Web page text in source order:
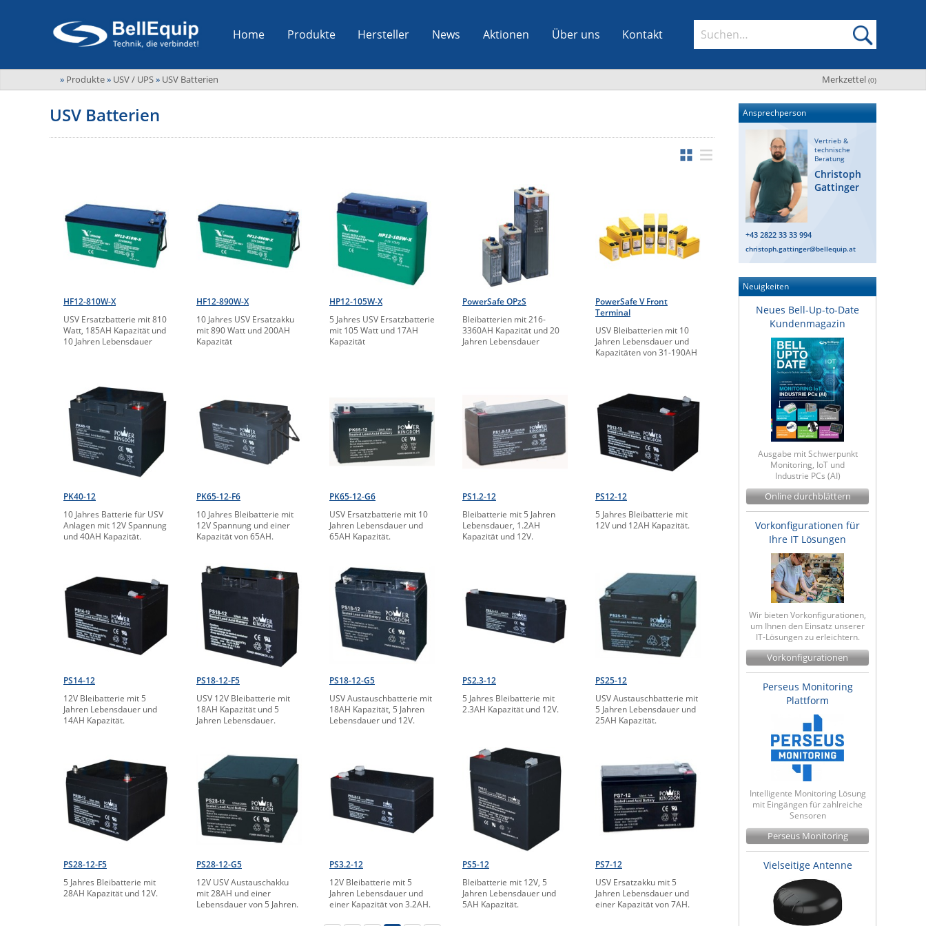
Home Produkte Hersteller News Aktionen Über uns Kontakt
Merkzettel (0)
» Produkte» USV / UPS» USV Batterien
USV Batterien
HF12-810W-X
USV Ersatzbatterie mit 810
Watt, 185AH Kapazität und
10 Jahren Lebensdauer
HF12-890W-X
10 Jahres USV Ersatzakku
mit 890 Watt und 200AH
Kapazität
HP12-105W-X
5 Jahres USV Ersatzbatterie
mit 105 Watt und 17AH
Kapazität
PowerSafe OPzS
Bleibatterien mit 216-
3360AH Kapazität und 20
Jahren Lebensdauer
PowerSafe V Front
Terminal
USV Bleibatterien mit 10
Jahren Lebensdauer und
Kapazitäten von 31-190AH
PK40-12
10 Jahres Batterie für USV
Anlagen mit 12V Spannung
und 40AH Kapazität.
PK65-12-F6
10 Jahres Bleibatterie mit
12V Spannung und einer
Kapazität von 65AH.
PK65-12-G6
USV Ersatzbatterie mit 10
Jahren Lebensdauer und
65AH Kapazität.
PS1.2-12
Bleibatterie mit 5 Jahren
Lebensdauer, 1.2AH
Kapazität und 12V.
PS12-12
5 Jahres Bleibatterie mit
12V und 12AH Kapazität.
PS14-12
12V Bleibatterie mit 5
Jahren Lebensdauer und
14AH Kapazität.
PS18-12-F5
USV 12V Bleibatterie mit
18AH Kapazität und 5
Jahren Lebensdauer.
PS18-12-G5
USV Austauschbatterie mit
18AH Kapazität, 5 Jahren
Lebensdauer und 12V.
PS2.3-12
5 Jahres Bleibatterie mit
2.3AH Kapazität und 12V.
PS25-12
USV Austauschbatterie mit
5 Jahren Lebensdauer und
25AH Kapazität.
PS28-12-F5
5 Jahres Bleibatterie mit
28AH Kapazität und 12V.
PS28-12-G5
12V USV Austauschakku
mit 28AH und einer
Lebensdauer von 5 Jahren.
PS3.2-12
12V Bleibatterie mit 5
Jahren Lebensdauer und
einer Kapazität von 3.2AH.
PS5-12
Bleibatterie mit 12V, 5
Jahren Lebensdauer und
5AH Kapazität.
PS7-12
USV Ersatzakku mit 5
Jahren Lebensdauer und
einer Kapazität von 7AH.
Ansprechperson
Vertrieb &
technische
Beratung
Christoph
Gattinger
+43 2822 33 33 994
christoph.gattinger@bellequip.at
Neuigkeiten
Neues Bell-Up-to-Date
Kundenmagazin
Ausgabe mit Schwerpunkt
Monitoring, IoT und
Industrie PCs (AI)
Online durchblättern
Vorkonfigurationen für
Ihre IT Lösungen
Wir bieten Vorkonfigurationen,
um Ihnen den Einsatz unserer
IT-Lösungen zu erleichtern.
Vorkonfigurationen
Perseus Monitoring
Plattform
Intelligente Monitoring Lösung
mit Eingängen für zahlreiche
Sensoren
Perseus Monitoring
Vielseitige Antenne